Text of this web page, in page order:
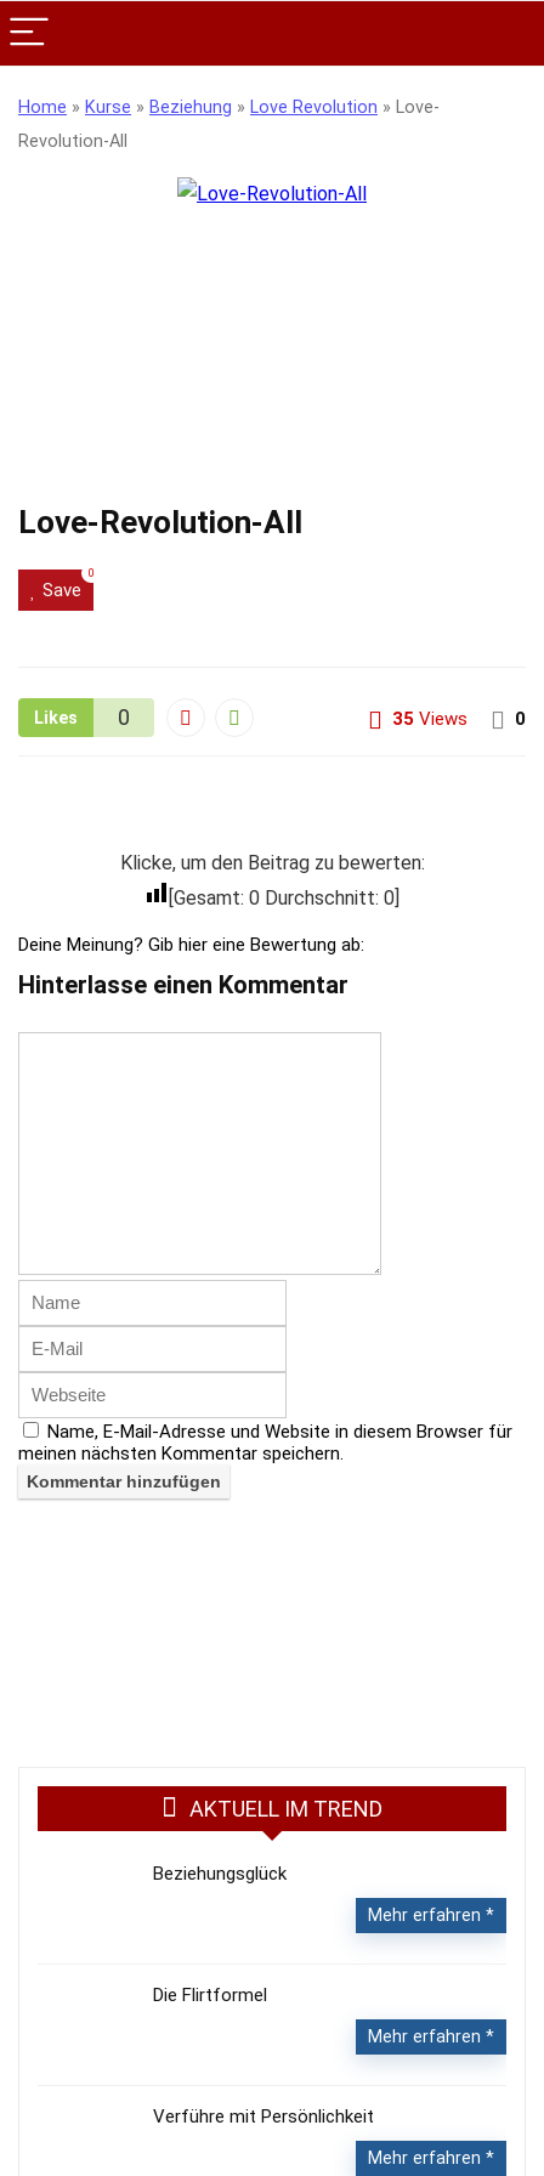
Home » Kurse » Beziehung » Love Revolution » Love-
Revolution-All
Love-Revolution-All
Save
0
35 Views 0
Likes 0
Klicke, um den Beitrag zu bewerten:
[Gesamt: 0 Durchschnitt: 0]
Deine Meinung? Gib hier eine Bewertung ab:
Hinterlasse einen Kommentar
Name, E-Mail-Adresse und Website in diesem Browser für
meinen nächsten Kommentar speichern.
AKTUELL IM TREND
Beziehungsglück
Mehr erfahren
Die Flirtformel
Mehr erfahren
Verführe mit Persönlichkeit
Mehr erfahren